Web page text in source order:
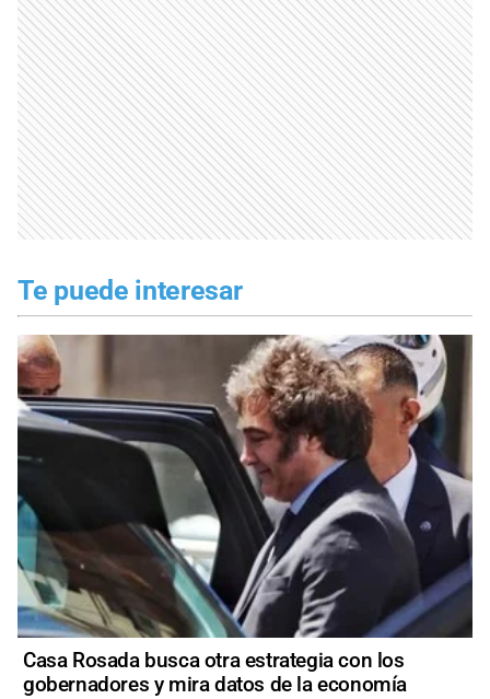
Te puede interesar
Casa Rosada busca otra estrategia con los
gobernadores y mira datos de la economía